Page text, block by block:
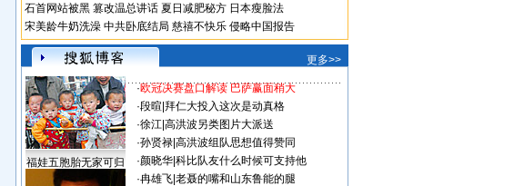
石首网站被黑 篡改温总讲话 夏日减肥秘方 日本瘦脸法
宋美龄牛奶洗澡 中共卧底结局 慈禧不快乐 侵略中国报告
更多>>
福娃五胞胎无家可归
·欧冠决赛盘口解读 巴萨赢面稍大
·段暄 拜仁大投入这次是动真格
·徐江| 高洪波另类图片大派送
·孙贤禄| 高洪波组队思想值得赞同
·颜晓华| 科比队友什么时候可支持他
·冉雄飞| 老聂的嘴和山东鲁能的腿